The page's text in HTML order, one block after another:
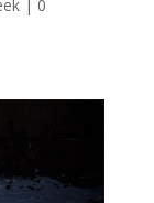
| 0